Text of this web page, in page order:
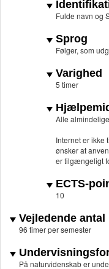
Fulde navn og
Sprog
Følger, som
Varighed
5 timer
Alle
Internet er ikke
ønsker at
er tilgængeligt
ECTS-
10
Vejledende
96 timer per semester
På naturvidenskab er